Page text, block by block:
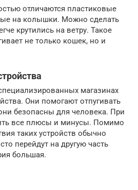
отличаются пластиковые
на колышки. Можно сделать
крутились на ветру. Такое
не только кошек, но и
магазинах
Они помогают отпугивать
безопасны для человека. При
все плюсы и минусы. Помимо
таких устройств обычно
перейдут на другую часть
большая.